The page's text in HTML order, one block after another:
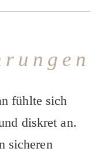
fühlte sich
diskret an.
sicheren